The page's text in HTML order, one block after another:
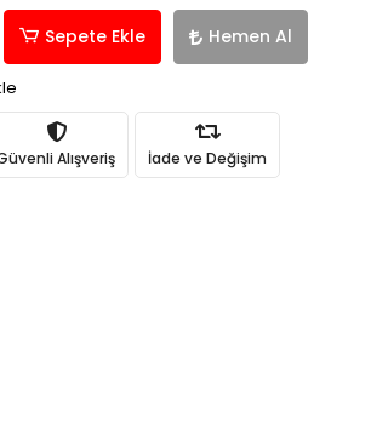
Sepete Ekle Hemen Al
Alışveriş İade ve Değişim